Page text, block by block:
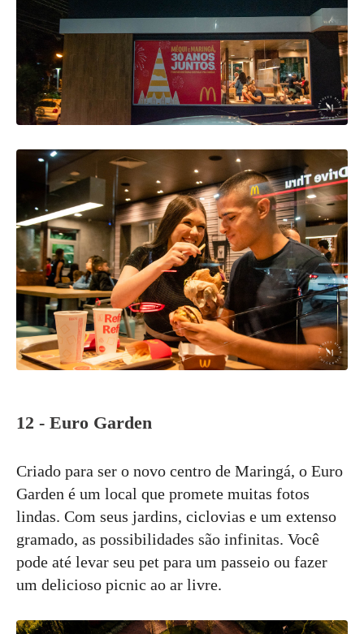
12 - Euro Garden
Criado para ser o novo centro de Maringá, o Euro
Garden é um local que promete muitas fotos
lindas. Com seus jardins, ciclovias e um extenso
gramado, as possibilidades são infinitas. Você
pode até levar seu pet para um passeio ou fazer
um delicioso picnic ao ar livre.